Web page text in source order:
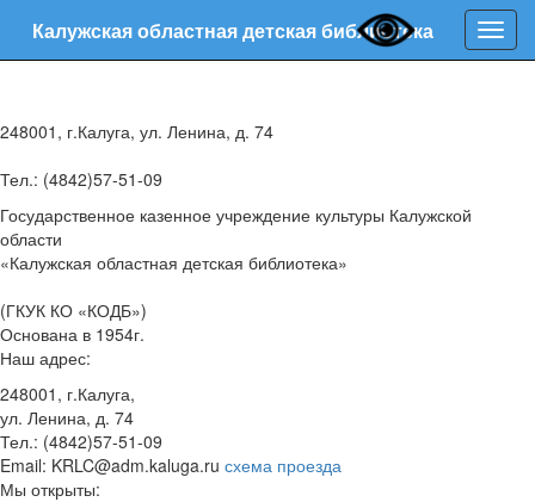
Калужская областная детская библиотека
248001, г.Калуга, ул. Ленина, д. 74
Тел.: (4842)57-51-09
Государственное казенное учреждение культуры Калужской
области
«Калужская областная детская библиотека»
(ГКУК КО «КОДБ»)
Основана в 1954г.
Наш адрес:
248001, г.Калуга,
ул. Ленина, д. 74
Тел.: (4842)57-51-09
Email: KRLC@adm.kaluga.ru схема проезда
Мы открыты: